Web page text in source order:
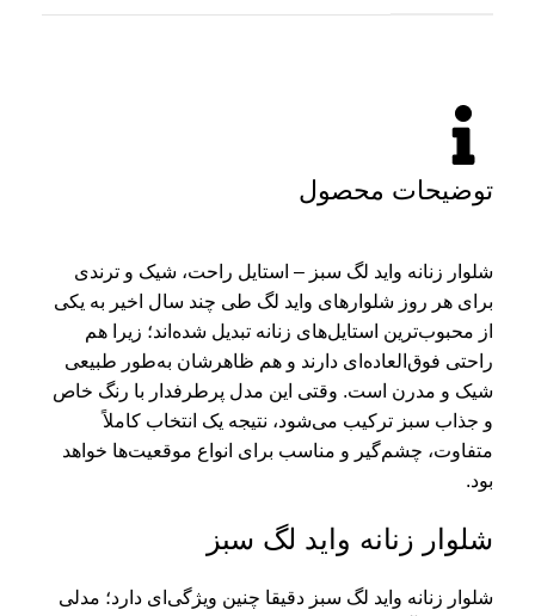
توضیحات محصول
شلوار زنانه واید لگ سبز – استایل راحت، شیک و ترندی
برای هر روز شلوارهای واید لگ طی چند سال اخیر به یکی
از محبوب‌ترین استایل‌های زنانه تبدیل شده‌اند؛ زیرا هم
راحتی فوق‌العاده‌ای دارند و هم ظاهرشان به‌طور طبیعی
شیک و مدرن است. وقتی این مدل پرطرفدار با رنگ خاص
و جذاب سبز ترکیب می‌شود، نتیجه یک انتخاب کاملاً
متفاوت، چشم‌گیر و مناسب برای انواع موقعیت‌ها خواهد
بود.
شلوار زنانه واید لگ سبز
شلوار زنانه واید لگ سبز دقیقا چنین ویژگی‌ای دارد؛ مدلی